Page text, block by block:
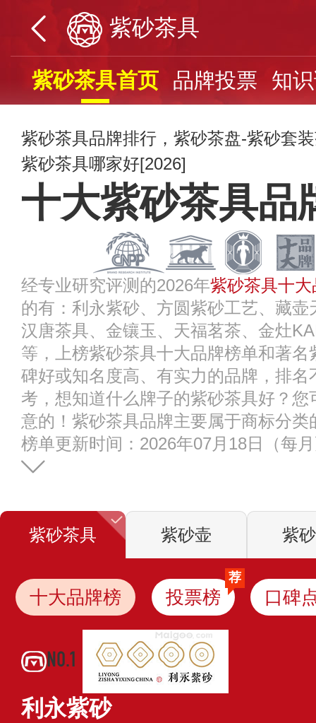
紫砂茶具
紫砂茶具首页 品牌投票 知
紫砂茶具品牌排行，紫砂茶盘-紫砂套
紫砂茶具哪家好[2026]
十大紫砂茶具品
经专业研究评测的2026年紫砂茶具十
的有：利永紫砂、方圆紫砂工艺、藏
汉唐茶具、金镶玉、天福茗茶、金灶
等，上榜紫砂茶具十大品牌榜单和著
碑好或知名度高、有实力的品牌，排
考，想知道什么牌子的紫砂茶具好？
意的！紫砂茶具品牌主要属于商标分类
榜单更新时间：2026年07月18日（每
紫砂茶具 紫砂壶 紫
十大品牌榜 投票榜
荐
口碑
NO.1
利永紫砂